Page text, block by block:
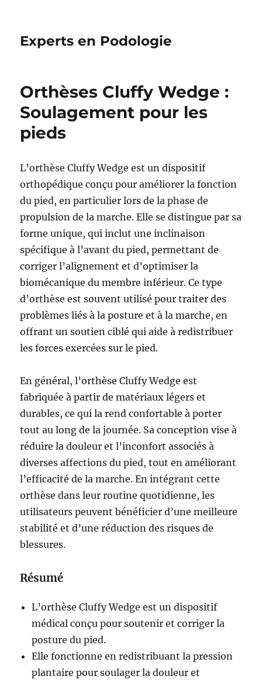
Experts en Podologie
Orthèses Cluffy Wedge :
Soulagement pour les
pieds
L’orthèse Cluffy Wedge est un dispositif
orthopédique conçu pour améliorer la fonction
du pied, en particulier lors de la phase de
propulsion de la marche. Elle se distingue par sa
forme unique, qui inclut une inclinaison
spécifique à l’avant du pied, permettant de
corriger l’alignement et d’optimiser la
biomécanique du membre inférieur. Ce type
d’orthèse est souvent utilisé pour traiter des
problèmes liés à la posture et à la marche, en
offrant un soutien ciblé qui aide à redistribuer
les forces exercées sur le pied.
En général, l’orthèse Cluffy Wedge est
fabriquée à partir de matériaux légers et
durables, ce qui la rend confortable à porter
tout au long de la journée. Sa conception vise à
réduire la douleur et l’inconfort associés à
diverses affections du pied, tout en améliorant
l’efficacité de la marche. En intégrant cette
orthèse dans leur routine quotidienne, les
utilisateurs peuvent bénéficier d’une meilleure
stabilité et d’une réduction des risques de
blessures.
Résumé
L’orthèse Cluffy Wedge est un dispositif
médical conçu pour soutenir et corriger la
posture du pied.
Elle fonctionne en redistribuant la pression
plantaire pour soulager la douleur et